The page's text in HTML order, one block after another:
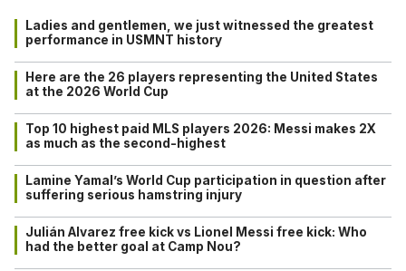
Ladies and gentlemen, we just witnessed the greatest
performance in USMNT history
Here are the 26 players representing the United States
at the 2026 World Cup
Top 10 highest paid MLS players 2026: Messi makes 2X
as much as the second-highest
Lamine Yamal’s World Cup participation in question after
suffering serious hamstring injury
Julián Alvarez free kick vs Lionel Messi free kick: Who
had the better goal at Camp Nou?